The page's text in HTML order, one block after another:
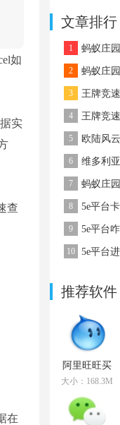
如
实
查
在
二关阵容通
略
文章排行
1 蚂蚁庄
8月16日答
2 蚂蚁庄
月15日答案
3 王牌竞
驾照怎么考
4 王牌竞
速礼包码
5 欧陆风
家理念
6 维多利
候出
7 蚂蚁庄
月11日答案
8 5e平台
严重该怎么
9 5e平台
平台咋玩csgo
10 5e平台
推荐软件
阿里旺旺买
家版
v9.12.12C官
方版
大小：168.3M